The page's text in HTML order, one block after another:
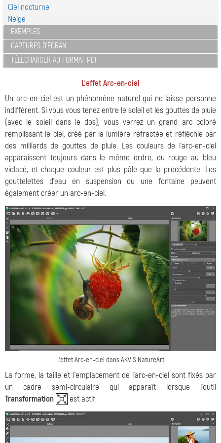
Ciel nocturne
Neige
EXEMPLES
CAPTURES D'ÉCRAN
TÉLÉCHARGER AU FORMAT PDF
L’effet Arc-en-ciel
Un arc-en-ciel est un phénomène naturel qui ne laisse personne
indifférent. Si vous vous tenez entre le soleil et les gouttes de pluie
(avec le soleil dans le dos), vous verrez un grand arc coloré
remplissant le ciel, créé par la lumière réfractée et réfléchie par
des milliards de gouttes de pluie. Les couleurs de l'arc-en-ciel
apparaissent toujours dans le même ordre, du rouge au bleu
violacé, et chaque couleur est plus pâle que la précédente. Les
gouttelettes d'eau en suspension ou une fontaine peuvent
également créer un arc-en-ciel.
L'effet Arc-en-ciel dans AKVIS NatureArt
La forme, la taille et l'emplacement de l'arc-en-ciel sont fixés par
un cadre semi-circulaire qui apparaît lorsque l'outil
Transformation
est actif.